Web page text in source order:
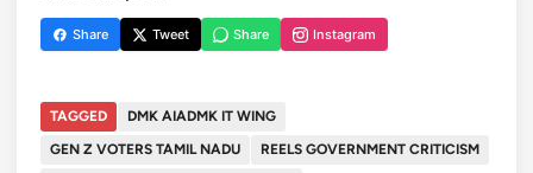
Share Tweet Share Instagram
TAGGED
DMK AIADMK IT WING
GEN Z VOTERS TAMIL NADU
REELS GOVERNMENT CRITICISM